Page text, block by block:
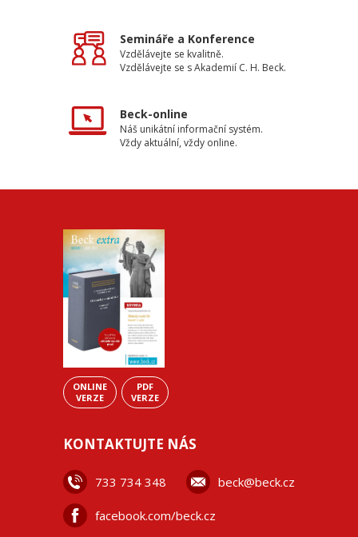
Semináře a Konference
Vzdělávejte se kvalitně.
Vzdělávejte se s Akademií C. H. Beck.
Beck-online
Náš unikátní informační systém.
Vždy aktuální, vždy online.
ONLINE
VERZE
PDF
VERZE
KONTAKTUJTE NÁS
733 734 348 beck@beck.cz
facebook.com/beck.cz